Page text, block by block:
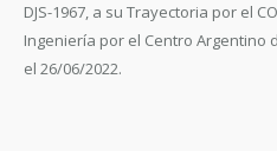
DJS-1967, a su Trayectoria por el
Ingeniería por el Centro Argentino
el 26/06/2022.